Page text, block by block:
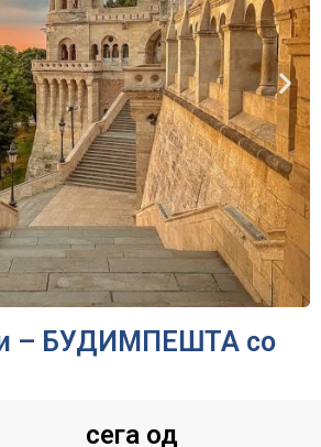
– БУДИМПЕШТА со
сега од